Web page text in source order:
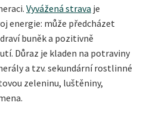
Vyvážená strava je
energie: může předcházet
buněk a pozitivně
Důraz je kladen na potraviny
a tzv. sekundární rostlinné
zeleninu, luštěniny,